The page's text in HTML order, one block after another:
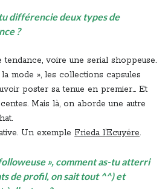
différencie deux types de
?
tendance, voire une serial shoppeuse.
mode », les collections capsules
poster sa tenue en premier… Et
Mais là, on aborde une autre
Un exemple Frieda l’Ecuyére.
», comment as-tu atterri
de profil, on sait tout ^^) et